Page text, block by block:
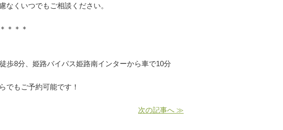
なくいつでもご相談ください。
＊＊＊
歩8分、姫路バイパス姫路南インターから車で10分
でもご予約可能です！
次の記事へ ≫